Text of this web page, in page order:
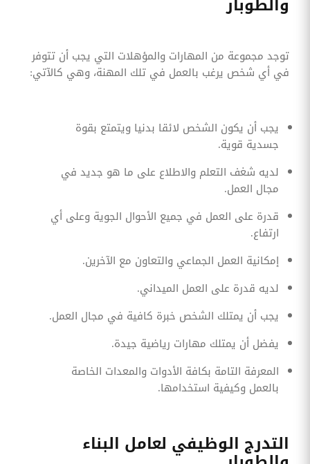
توجد مجموعة من المهارات والمؤهلات التي يجب أن تتوفر
في أي شخص يرغب بالعمل في تلك المهنة، وهي كالآتي:
يجب أن يكون الشخص لائقا بدنيا ويتمتع بقوة
جسدية قوية.
لديه شغف التعلم والاطلاع على ما هو جديد في
مجال العمل.
قدرة على العمل في جميع الأحوال الجوية وعلى أي
ارتفاع.
إمكانية العمل الجماعي والتعاون مع الآخرين.
لديه قدرة على العمل الميداني.
يجب أن يمتلك الشخص خبرة كافية في مجال العمل.
يفضل أن يمتلك مهارات رياضية جيدة.
المعرفة التامة بكافة الأدوات والمعدات الخاصة
بالعمل وكيفية استخدامها.
التدرج الوظيفي لعامل البناء